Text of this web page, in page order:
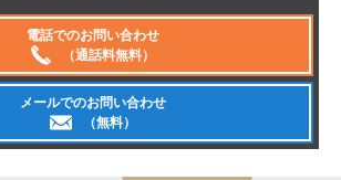
電話でのお問い合わせ
（通話料無料）
メールでのお問い合わせ
（無料）